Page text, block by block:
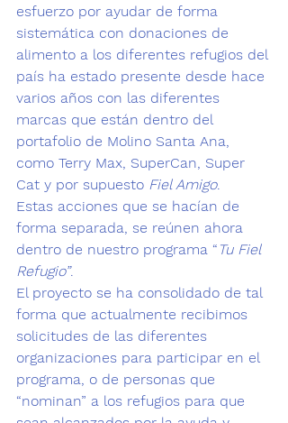
esfuerzo por ayudar de forma
sistemática con donaciones de
alimento a los diferentes refugios del
país ha estado presente desde hace
varios años con las diferentes
marcas que están dentro del
portafolio de Molino Santa Ana,
como Terry Max, SuperCan, Super
Cat y por supuesto Fiel Amigo.
Estas acciones que se hacían de
forma separada, se reúnen ahora
dentro de nuestro programa “ Tu Fiel
Refugio”.
El proyecto se ha consolidado de tal
forma que actualmente recibimos
solicitudes de las diferentes
organizaciones para participar en el
programa, o de personas que
“nominan” a los refugios para que